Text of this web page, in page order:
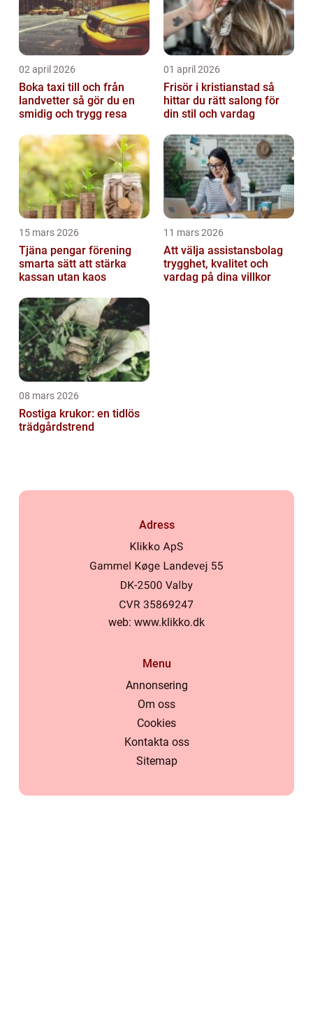
02 april 2026
Boka taxi till och från
landvetter så gör du en
smidig och trygg resa
01 april 2026
Frisör i kristianstad så
hittar du rätt salong för
din stil och vardag
15 mars 2026
Tjäna pengar förening
smarta sätt att stärka
kassan utan kaos
11 mars 2026
Att välja assistansbolag
trygghet, kvalitet och
vardag på dina villkor
08 mars 2026
Rostiga krukor: en tidlös
trädgårdstrend
Adress
web: www.klikko.dk
Menu
Annonsering
Om oss
Cookies
Kontakta oss
Sitemap